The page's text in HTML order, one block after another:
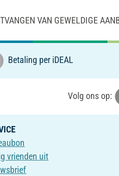
VAN GEWELDIGE
Betaling per iDEAL
Volg ons op:
vrienden uit